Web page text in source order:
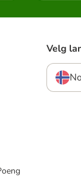
Velg